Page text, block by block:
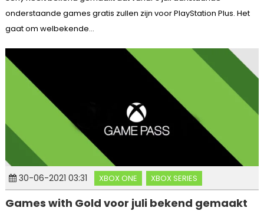
onderstaande games gratis zullen zijn voor PlayStation Plus. Het
gaat om welbekende...
30-06-2021 03:31 XBOX ONE XBOX SERIES
Games with Gold voor juli bekend gemaakt